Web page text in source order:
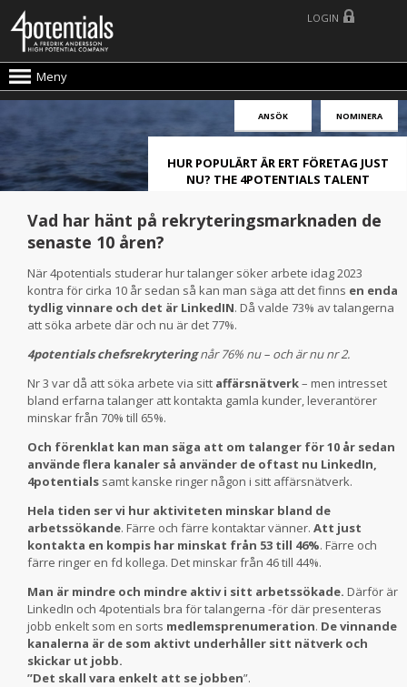
Meny
LOGIN
ANSÖK NOMINERA
HUR POPULÄRT ÄR ERT FÖRETAG JUST
NU? THE 4POTENTIALS TALENT
Vad har hänt på rekryteringsmarknaden de
senaste 10 åren?
När 4potentials studerar hur talanger söker arbete idag 2023
kontra för cirka 10 år sedan så kan man säga att det finns en enda
tydlig vinnare och det är LinkedIN. Då valde 73% av talangerna
att söka arbete där och nu är det 77%.
4potentials chefsrekryteringnår 76% nu – och är nu nr 2.
Nr 3 var då att söka arbete via sitt affärsnätverk– men intresset
bland erfarna talanger att kontakta gamla kunder, leverantörer
minskar från 70% till 65%.
Och förenklat kan man säga att om talanger för 10 år sedan
använde flera kanaler så använder de oftast nu LinkedIn,
4potentials samt kanske ringer någon i sitt affärsnätverk.
Hela tiden ser vi hur aktiviteten minskar bland de
arbetssökande. Färre och färre kontaktar vänner. Att just
kontakta en kompis har minskat från 53 till 46%. Färre och
färre ringer en fd kollega. Det minskar från 46 till 44%.
Man är mindre och mindre aktiv i sitt arbetssökade. Därför är
LinkedIn och 4potentials bra för talangerna -för där presenteras
jobb enkelt som en sorts medlemsprenumeration. De vinnande
kanalerna är de som aktivt underhåller sitt nätverk och
skickar ut jobb.
”Det skall vara enkelt att se jobben”.